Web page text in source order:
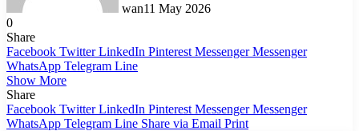
wan11 May 2026
0
Share
Facebook Twitter LinkedIn Pinterest Messenger Messenger
WhatsApp Telegram Line
Show More
Share
Facebook Twitter LinkedIn Pinterest Messenger Messenger
WhatsApp Telegram Line Share via Email Print